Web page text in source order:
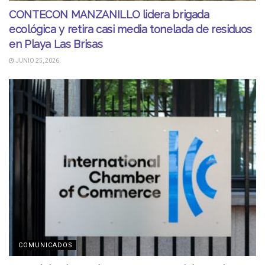
CONTECON MANZANILLO lidera brigada
ecológica y retira casi media tonelada de residuos
en Playa Las Brisas
JUNIO 25, 2026
COMUNICADOS